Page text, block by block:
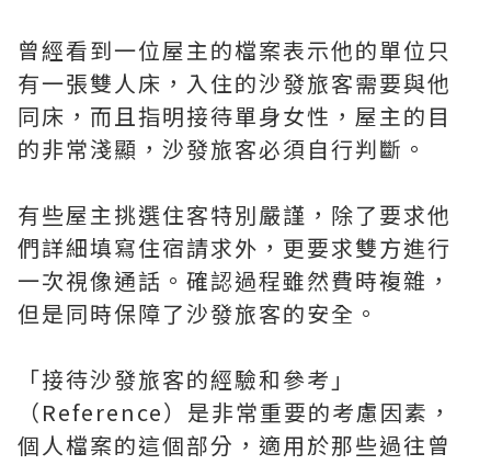
曾經看到一位屋主的檔案表示他的單位只
有一張雙人床，入住的沙發旅客需要與他
同床，而且指明接待單身女性，屋主的目
的非常淺顯，沙發旅客必須自行判斷。
有些屋主挑選住客特別嚴謹，除了要求他
們詳細填寫住宿請求外，更要求雙方進行
一次視像通話。確認過程雖然費時複雜，
但是同時保障了沙發旅客的安全。
「接待沙發旅客的經驗和參考」
（Reference）是非常重要的考慮因素，
個人檔案的這個部分，適用於那些過往曾